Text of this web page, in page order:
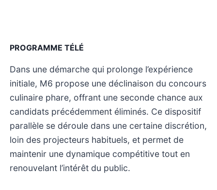
PROGRAMME TÉLÉ
Dans une démarche qui prolonge l’expérience
initiale, M6 propose une déclinaison du concours
culinaire phare, offrant une seconde chance aux
candidats précédemment éliminés. Ce dispositif
parallèle se déroule dans une certaine discrétion,
loin des projecteurs habituels, et permet de
maintenir une dynamique compétitive tout en
renouvelant l’intérêt du public.